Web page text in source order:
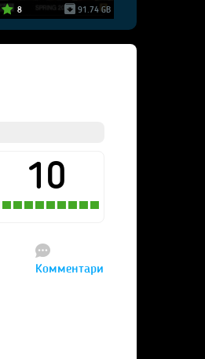
8 91.74 GB
10
Комментари